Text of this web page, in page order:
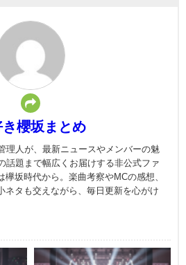
き櫻坂まとめ
理人が、最新ニュースやメンバーの魅
話題まで幅広くお届けする非公式ファ
欅坂時代から。楽曲考察やMCの感想、
ネタも交えながら、毎日更新を心がけ